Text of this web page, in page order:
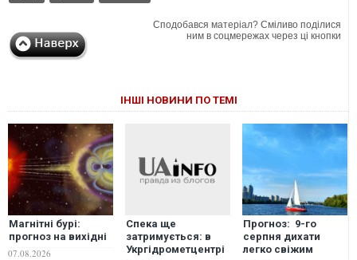
Сподобався матеріал? Сміливо поділися
ним в соцмережах через ці кнопки
ІНШІ НОВИНИ ПО ТЕМІ
Магнітні бурі:
прогноз на вихідні
07.08.2026
Спека ще
затримується: в
Укргідрометцентрі
Прогноз: 9-го
серпня дихати
легко свіжим